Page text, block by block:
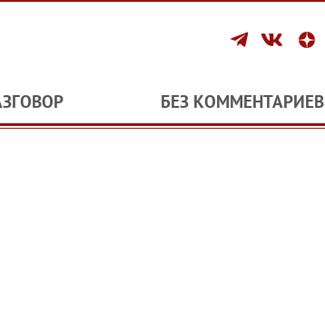
БЕЗ КОММЕНТАРИЕВ